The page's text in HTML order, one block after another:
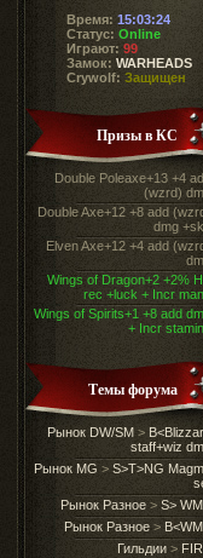
Время: 15:03:25
Статус: Online
Играют: 99
Замок: WARHEADS
Crywolf: Защищен
Призы в КС
Double Poleaxe+13 +4
(wzrd)
Double Axe+12 +8 add
dmg
Elven Axe+12 +4 add
Wings of Dragon+2 +2%
rec +luck + Incr
Wings of Spirits+1 +8 add
+ Incr
Темы форума
Рынок DW/SM >
staff+wiz
Рынок MG > S>T>NG
Рынок Разное > S>
Рынок Разное >
Гильдии >